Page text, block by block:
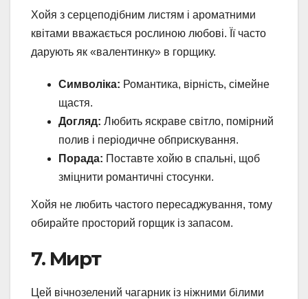
Хойя з серцеподібним листям і ароматними
квітами вважається рослиною любові. Її часто
дарують як «валентинку» в горщику.
Символіка: Романтика, вірність, сімейне
щастя.
Догляд: Любить яскраве світло, помірний
полив і періодичне обприскування.
Порада: Поставте хойю в спальні, щоб
зміцнити романтичні стосунки.
Хойя не любить частого пересаджування, тому
обирайте просторий горщик із запасом.
7. Мирт
Цей вічнозелений чагарник із ніжними білими